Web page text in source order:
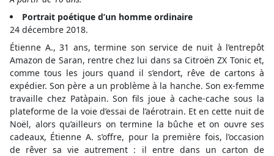
Portrait poétique d’un homme ordinaire
24 décembre 2018.
Étienne A., 31 ans, termine son service de nuit à l’entrepôt
Amazon de Saran, rentre chez lui dans sa Citroën ZX Tonic et,
comme tous les jours quand il s’endort, rêve de cartons à
expédier. Son père a un problème à la hanche. Son ex-femme
travaille chez Patàpain. Son fils joue à cache-cache sous la
plateforme de la voie d’essai de l’aérotrain. Et en cette nuit de
Noël, alors qu’ailleurs on termine la bûche et on ouvre ses
cadeaux, Étienne A. s’offre, pour la première fois, l’occasion
de rêver sa vie autrement : il entre dans un carton de